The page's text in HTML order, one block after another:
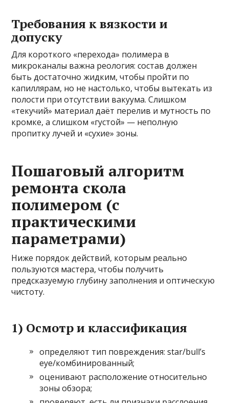
Требования к вязкости и
допуску
Для короткого «перехода» полимера в
микроканалы важна реология: состав должен
быть достаточно жидким, чтобы пройти по
капиллярам, но не настолько, чтобы вытекать из
полости при отсутствии вакуума. Слишком
«текучий» материал даёт перелив и мутность по
кромке, а слишком «густой» — неполную
пропитку лучей и «сухие» зоны.
Пошаговый алгоритм
ремонта скола
полимером (с
практическими
параметрами)
Ниже порядок действий, которым реально
пользуются мастера, чтобы получить
предсказуемую глубину заполнения и оптическую
чистоту.
1) Осмотр и классификация
определяют тип повреждения: star/bull’s
eye/комбинированный;
оценивают расположение относительно
зоны обзора;